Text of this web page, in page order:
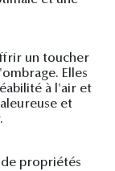
un toucher
Elles
à l'air et
et
propriétés